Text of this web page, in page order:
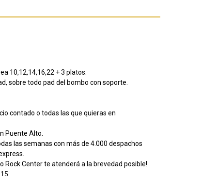
10,12,14,16,22 + 3 platos.
sobre todo pad del bombo con soporte.
contado o todas las que quieras en
Puente Alto.
las semanas con más de 4.000 despachos
Rock Center te atenderá a la brevedad posible!